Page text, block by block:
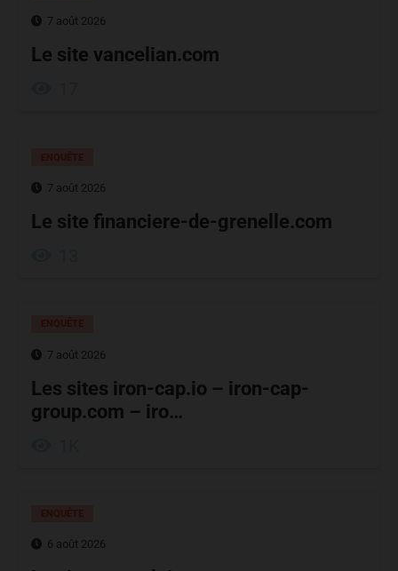
7 août 2026
Le site vancelian.com
7 août 2026
Le site financiere-de-grenelle.com
7 août 2026
Les sites iron-cap.io – iron-cap-
group.com – iro…
6 août 2026